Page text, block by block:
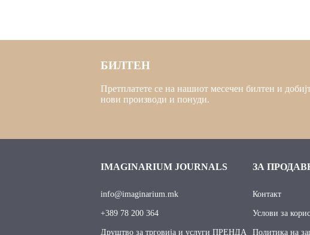
БИЛТЕН
Претплатете се на нашиот месечен билтен и
нови производи и понуди.
IMAGINARIUM JOURNALS
info@imaginarium.mk
+389 78 200 364
Друштво за трговија и услуги ПРЕНДА
ЗА
Контакт
Услови за
Политика на